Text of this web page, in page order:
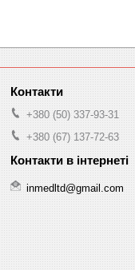
+380 (50) 337-93-31
+380 (67) 137-72-63
inmedltd@gmail.com